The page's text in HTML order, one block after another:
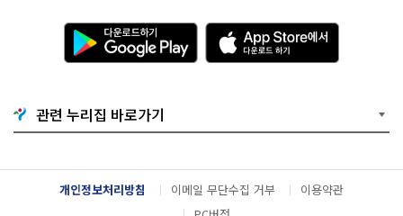
다
운
로
기
G
o
g
l
e
A
p
p
e
서
다
운
관련 누리집 바로가기
개인정보처리방침 이메일 무단수집 거부
이용약관